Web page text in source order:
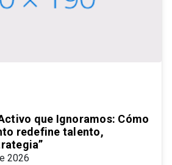
que Ignoramos: Cómo
redefine talento,
2026